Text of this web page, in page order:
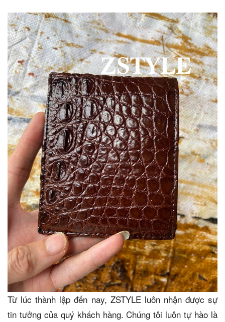
Từ lúc thành lập đến nay, ZSTYLE luôn nhận được sự
tin tưởng của quý khách hàng. Chúng tôi luôn tự hào là